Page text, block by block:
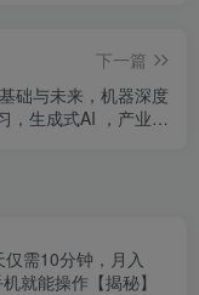
下一篇
础与未来，机器深度
，生成式AI ，产业机
需10分钟，月入
就能操作【揭秘】